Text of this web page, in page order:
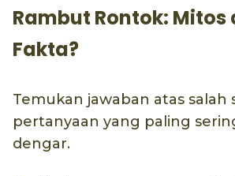
Rambut Rontok: Mitos
Fakta?
Temukan jawaban atas salah
pertanyaan yang paling
dengar.